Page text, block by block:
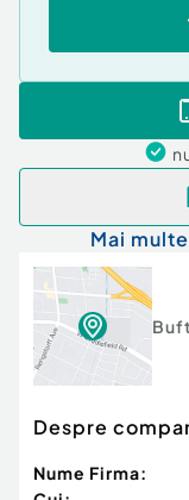
Mai
Despre
Nume Firma: